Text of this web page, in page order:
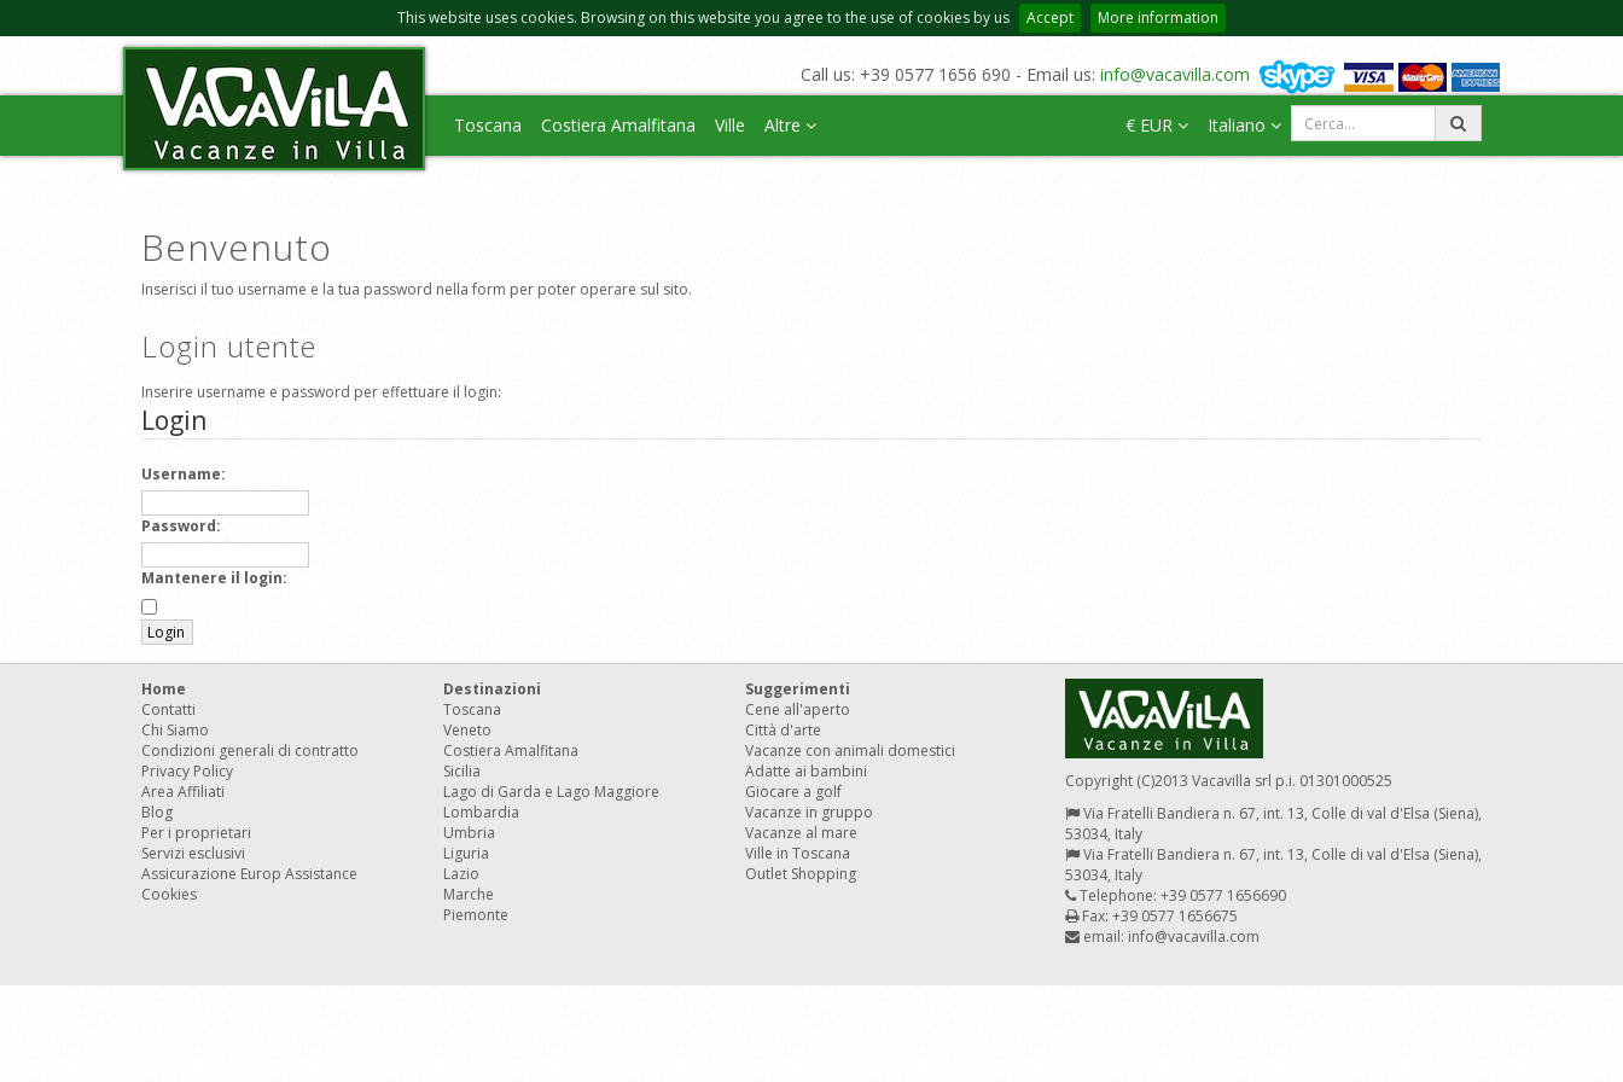
This website uses cookies. Browsing on this website you agree to the use of cookies by us Accept More information
Call us: +39 0577 1656 690 - Email us: info@vacavilla.com
Toscana Costiera Amalfitana Ville Altre € EUR Italiano
Benvenuto
Inserisci il tuo username e la tua password nella form per poter operare sul sito.
Login utente
Inserire username e password per effettuare il login:
Login
Username:
Password:
Mantenere il login:
Home
Contatti
Chi Siamo
Condizioni generali di contratto
Privacy Policy
Area Affiliati
Blog
Per i proprietari
Servizi esclusivi
Assicurazione Europ Assistance
Cookies
Destinazioni
Toscana
Veneto
Costiera Amalfitana
Sicilia
Lago di Garda e Lago Maggiore
Lombardia
Umbria
Liguria
Lazio
Marche
Piemonte
Suggerimenti
Cene all'aperto
Città d'arte
Vacanze con animali domestici
Adatte ai bambini
Giocare a golf
Vacanze in gruppo
Vacanze al mare
Ville in Toscana
Outlet Shopping
Copyright (C)2013 Vacavilla srl p.i. 01301000525
Via Fratelli Bandiera n. 67, int. 13, Colle di val d'Elsa (Siena),
53034, Italy
Via Fratelli Bandiera n. 67, int. 13, Colle di val d'Elsa (Siena),
53034, Italy
Telephone: +39 0577 1656690
Fax: +39 0577 1656675
email: info@vacavilla.com